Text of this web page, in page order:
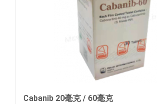
Cabanib 20毫克 / 60毫克